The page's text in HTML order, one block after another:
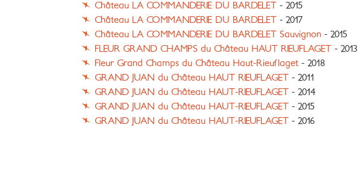
Château LA COMMANDERIE DU BARDELET - 2015
Château LA COMMANDERIE DU BARDELET - 2017
Château LA COMMANDERIE DU BARDELET Sauvignon - 2015
FLEUR GRAND CHAMPS du Château HAUT RIEUFLAGET - 2013
Fleur Grand Champs du Château Haut-Rieuflaget - 2018
GRAND JUAN du Château HAUT RIEUFLAGET - 2011
GRAND JUAN du Château HAUT-RIEUFLAGET - 2014
GRAND JUAN du Château HAUT-RIEUFLAGET - 2015
GRAND JUAN du Château HAUT-RIEUFLAGET - 2016